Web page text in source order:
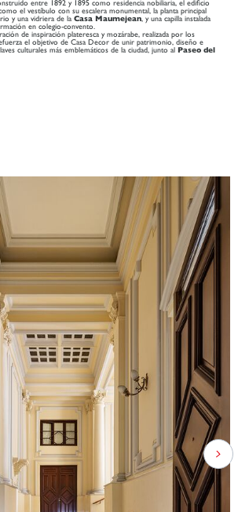
entre 1892 y 1895 como residencia nobiliaria, el edificio
el vestíbulo con su escalera monumental, la planta principal
y una vidriera de la Casa Maumejean , y una capilla instalada
en colegio-convento.
de inspiración plateresca y mozárabe, realizada por los
el objetivo de Casa Decor de unir patrimonio, diseño e
culturales más emblemáticos de la ciudad, junto al Paseo del